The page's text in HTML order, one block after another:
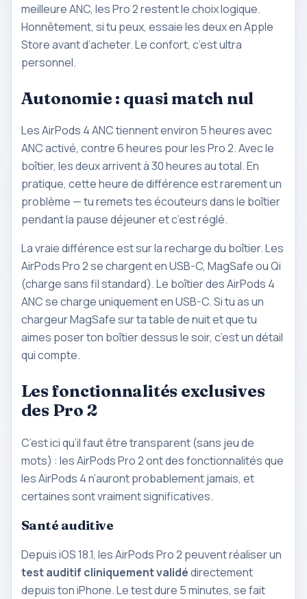
meilleure ANC, les Pro 2 restent le choix logique.
Honnêtement, si tu peux, essaie les deux en Apple
Store avant d’acheter. Le confort, c’est ultra
personnel.
Autonomie : quasi match nul
Les AirPods 4 ANC tiennent environ 5 heures avec
ANC activé, contre 6 heures pour les Pro 2. Avec le
boîtier, les deux arrivent à 30 heures au total. En
pratique, cette heure de différence est rarement un
problème — tu remets tes écouteurs dans le boîtier
pendant la pause déjeuner et c’est réglé.
La vraie différence est sur la recharge du boîtier. Les
AirPods Pro 2 se chargent en USB-C, MagSafe ou Qi
(chargesans filstandard). Le boîtier des AirPods 4
ANC se charge uniquement en USB-C. Si tu as un
chargeur MagSafe sur ta table de nuit et que tu
aimes poser ton boîtier dessus le soir, c’est un détail
qui compte.
Les fonctionnalités exclusives
des Pro 2
C’est ici qu’il faut être transparent (sans jeu de
mots) : les AirPods Pro 2 ont des fonctionnalités que
les AirPods 4 n’auront probablement jamais, et
certaines sont vraiment significatives.
Santé auditive
Depuis iOS 18.1, les AirPods Pro 2 peuvent réaliser un
test auditif cliniquement validédirectement
depuis ton iPhone. Le test dure 5 minutes, se fait